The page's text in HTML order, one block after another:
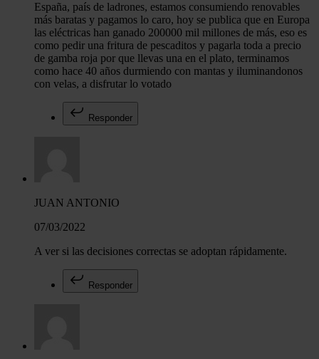
España, país de ladrones, estamos consumiendo renovables
más baratas y pagamos lo caro, hoy se publica que en Europa
las eléctricas han ganado 200000 mil millones de más, eso es
como pedir una fritura de pescaditos y pagarla toda a precio
de gamba roja por que llevas una en el plato, terminamos
como hace 40 años durmiendo con mantas y iluminandonos
con velas, a disfrutar lo votado
Responder
JUAN ANTONIO
07/03/2022
A ver si las decisiones correctas se adoptan rápidamente.
Responder